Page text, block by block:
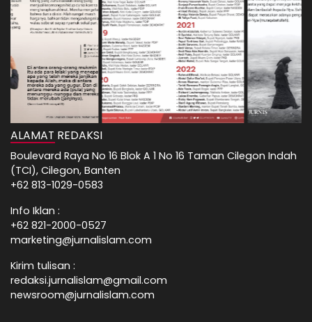
ALAMAT REDAKSI
Boulevard Raya No 16 Blok A 1 No 16 Taman Cilegon Indah
(TCI), Cilegon, Banten
+62 813-1029-0583
Info Iklan :
+62 821-2000-0527
marketing@jurnalislam.com
Kirim tulisan :
redaksi.jurnalislam@gmail.com
newsroom@jurnalislam.com